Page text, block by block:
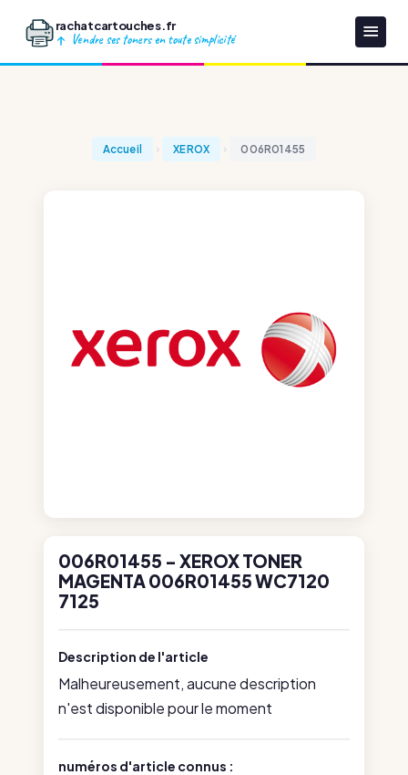
rachatcartouches.fr
Vendre ses toners en toute simplicité
Accueil XEROX 006R01455
006R01455 - XEROX TONER
MAGENTA 006R01455 WC7120
7125
Description de l'article
Malheureusement, aucune description
n'est disponible pour le moment
numéros d'article connus :